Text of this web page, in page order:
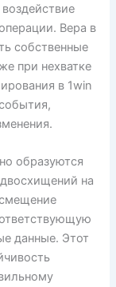
Вера в
собственные
при нехватке
в 1win
образуются
на
данные. Этот